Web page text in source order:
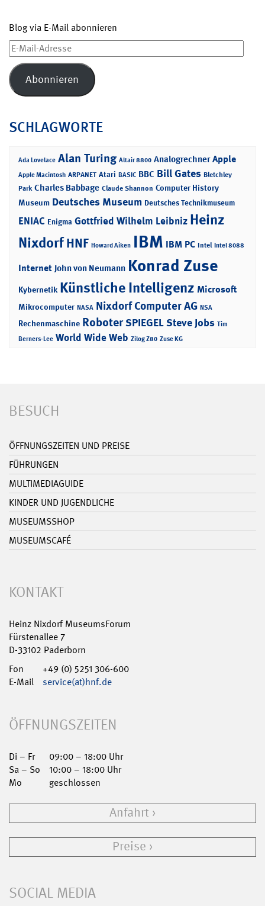
Blog via E-Mail abonnieren
E-
Mail-
Adresse
Abonnieren
SCHLAGWORTE
Ada Lovelace Alan Turing Altair 8800 Analogrechner Apple
Apple Macintosh ARPANET Atari BASIC BBC Bill Gates Bletchley
Park Charles Babbage Claude Shannon Computer History
Museum Deutsches Museum Deutsches Technikmuseum
ENIAC Enigma Gottfried Wilhelm Leibniz Heinz
NixdorfHNF Howard Aiken IBM IBM PC Intel Intel 8088
Internet John von Neumann Konrad Zuse
Kybernetik Künstliche Intelligenz Microsoft
Mikrocomputer NASA Nixdorf Computer AG NSA
Rechenmaschine RoboterSPIEGELSteve Jobs Tim
Berners-Lee World Wide Web Zilog Z80 Zuse KG
BESUCH
ÖFFNUNGSZEITEN UND PREISE
FÜHRUNGEN
MULTIMEDIAGUIDE
KINDER UND JUGENDLICHE
MUSEUMSSHOP
MUSEUMSCAFÉ
KONTAKT
Heinz Nixdorf MuseumsForum
Fürstenallee 7
D-33102 Paderborn
Fon
+49 (0) 5251 306-600
E-Mail
service(at)hnf.de
ÖFFNUNGSZEITEN
Di – Fr
09:00 – 18:00 Uhr
Sa – So
10:00 – 18:00 Uhr
Mo
geschlossen
Anfahrt
Preise
SOCIAL MEDIA